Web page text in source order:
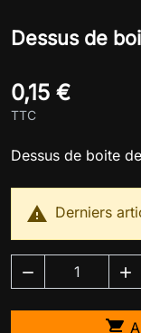
Dessus de
0,15 €
TTC
Dessus de boite
 Derniers
 
